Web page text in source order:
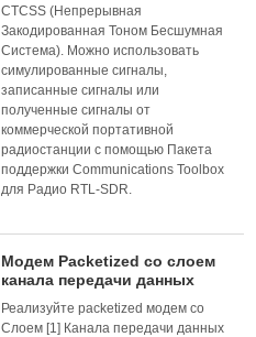
CTCSS (Непрерывная
Закодированная Тоном Бесшумная
Система). Можно использовать
симулированные сигналы,
записанные сигналы или
полученные сигналы от
коммерческой портативной
радиостанции с помощью Пакета
поддержки Communications Toolbox
для Радио RTL-SDR.
Модем Packetized со слоем
канала передачи данных
Реализуйте packetized модем со
Слоем [1] Канала передачи данных